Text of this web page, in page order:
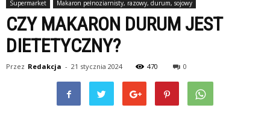
Supermarket Makaron pełnoziarnisty, razowy, durum, sojowy
CZY MAKARON DURUM JEST
DIETETYCZNY?
Przez Redakcja - 21 stycznia 2024 470 0